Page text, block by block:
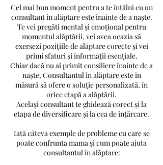
Cel mai bun moment pentru a te întâlni cu un
consultant în alăptare este înainte de a naște.
Te vei pregăti mental și emoțional pentru
momentul alăptării, vei avea ocazia să
exersezi pozițiile de alăptare corecte și vei
primi sfaturi și informații esențiale.
Chiar dacă nu ai primit consiliere înainte de a
naște, Consultantul în alăptare este în
măsură să ofere o soluție personalizată, în
orice etapă a alăptării.
Același consultant te ghidează corect și la
etapa de diversificare și la cea de înțărcare.
Iată câteva exemple de probleme cu care se
poate confrunta mama și cum poate ajuta
consultantul în alăptare: